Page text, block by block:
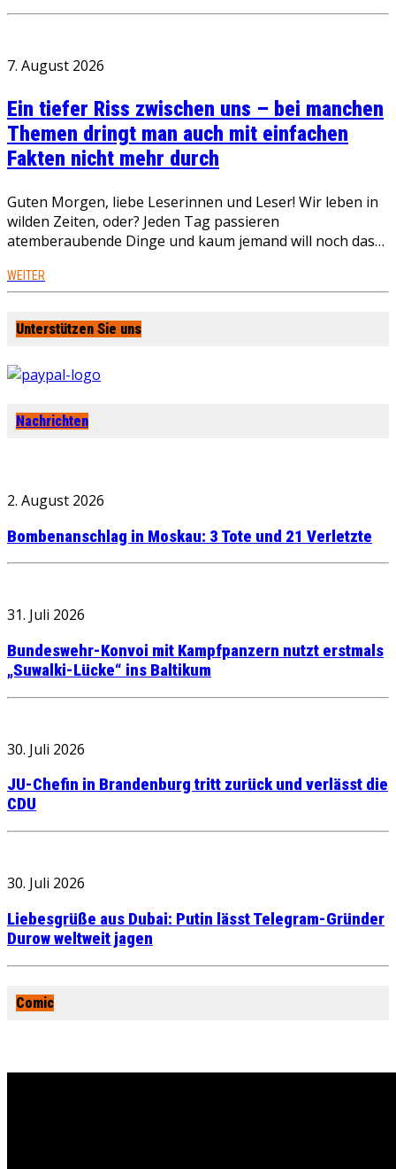
7. August 2026
Ein tiefer Riss zwischen uns – bei manchen
Themen dringt man auch mit einfachen
Fakten nicht mehr durch
Guten Morgen, liebe Leserinnen und Leser! Wir leben in
wilden Zeiten, oder? Jeden Tag passieren
atemberaubende Dinge und kaum jemand will noch das…
WEITER
Unterstützen Sie uns
Nachrichten
2. August 2026
Bombenanschlag in Moskau: 3 Tote und 21 Verletzte
31. Juli 2026
Bundeswehr-Konvoi mit Kampfpanzern nutzt erstmals
„Suwalki-Lücke“ ins Baltikum
30. Juli 2026
JU-Chefin in Brandenburg tritt zurück und verlässt die
CDU
30. Juli 2026
Liebesgrüße aus Dubai: Putin lässt Telegram-Gründer
Durow weltweit jagen
Comic